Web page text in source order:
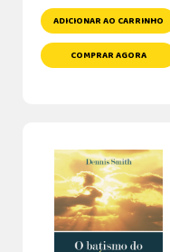
ADICIONAR AO CARRINHO
COMPRAR AGORA